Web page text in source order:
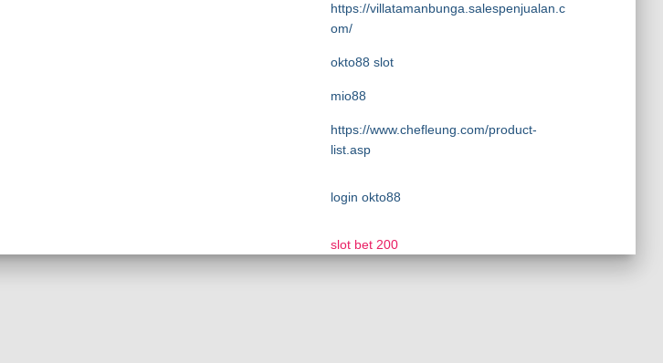
https://villatamanbunga.salespenjualan.c
om/
okto88 slot
mio88
https://www.chefleung.com/product-
list.asp
login okto88
slot bet 200